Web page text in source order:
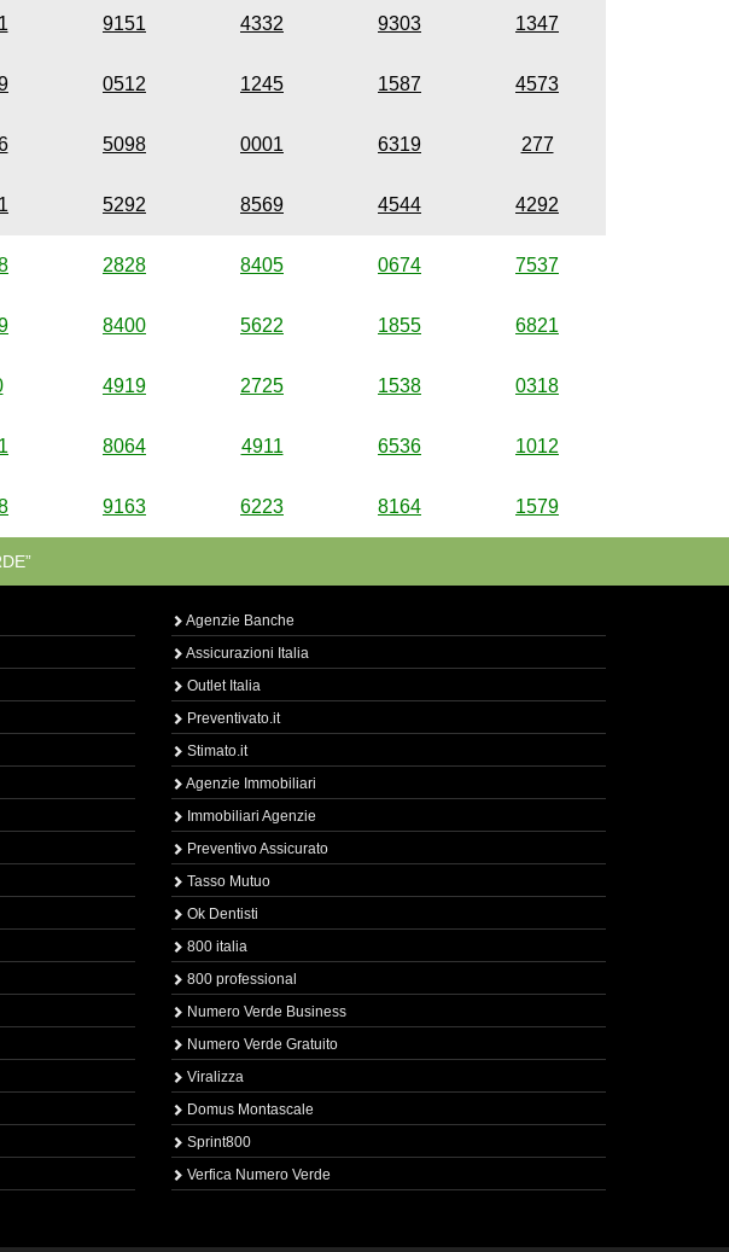
9151 4332 9303 1347
0512 1245 1587 4573
5098 0001 6319 277
5292 8569 4544 4292
2828 8405 0674 7537
8400 5622 1855 6821
4919 2725 1538 0318
8064 4911 6536 1012
9163 6223 8164 1579
Agenzie Banche
Assicurazioni Italia
Outlet Italia
Preventivato.it
Stimato.it
Agenzie Immobiliari
Immobiliari Agenzie
Preventivo Assicurato
Tasso Mutuo
Ok Dentisti
800 italia
800 professional
Numero Verde Business
Numero Verde Gratuito
Viralizza
Domus Montascale
Sprint800
Verfica Numero Verde